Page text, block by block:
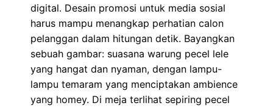
digital. Desain promosi untuk media sosial
harus mampu menangkap perhatian calon
pelanggan dalam hitungan detik. Bayangkan
sebuah gambar: suasana warung pecel lele
yang hangat dan nyaman, dengan lampu-
lampu temaram yang menciptakan ambience
yang homey. Di meja terlihat sepiring pecel